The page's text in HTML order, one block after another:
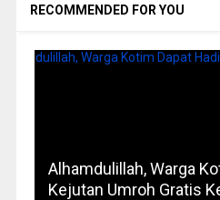
RECOMMENDED FOR YOU
Alhamdulillah, Warga
Kejutan Umroh Gratis